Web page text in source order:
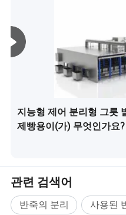
회사 및 인증:
우리 회사는 다양한 종류의
과 좋은 가격. 귀하의 문의
능한 빨리 에 다시 올 것입
우선, 지속적인 개선 및 혁
을 만족시키고 "무결점, 제
질의 제품을 제공합니다.
보증 서비스 : 먼저, 우리는
과점 장비를 설치할 수 있
지능형 제어 분리형 그릇
제빵용이(가) 무엇인가요?
관련 검색어
반죽의 분리
사용된